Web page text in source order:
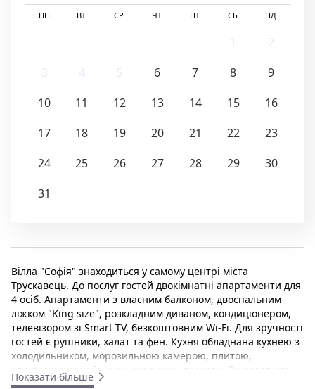
ПН ВТ СР ЧТ ПТ СБ НД
6 7 8
9
10
11 12 13 14 15
16
17
18 19 20 21 22
23
24
25 26 27 28 29
30
31
Вілла "Софія" знаходиться у самому центрі міста
Трускавець. До послуг гостей двокімнатні апартаменти для
4 осіб. Апартаменти з власним балконом, двоспальним
ліжком "King size", розкладним диваном, кондиціонером,
телевізором зі Smart TV, безкоштовним Wi-Fi. Для зручності
гостей є рушники, халат та фен. Кухня обладнана кухнею з
холодильником, морозильною камерою, плитою,
електричним чайником, кухонним посудом. За додаткову
плату надаються послуги пральні. Апартаменти
Показати більше